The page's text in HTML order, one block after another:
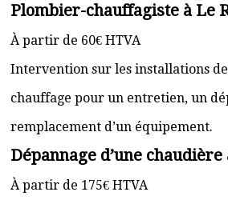
Plombier-chauffagiste à Le
À partir de 60€ HTVA
Intervention sur les installations
chauffage pour un entretien, un
remplacement d’un équipement.
Dépannage d’une
À partir de 175€ HTVA